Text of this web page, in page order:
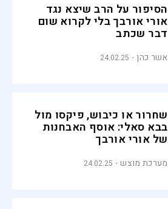
הסיפור על הרב שיצא נגד
אורי אורבך בלי לקרוא שום
דבר שכתב
אשר כהן 24.02.25
שחרור או כיבוש, פיקסו מול
בבא סאלי: אוסף האבחנות
של אורי אורבך
מערכת מוצש 24.02.25